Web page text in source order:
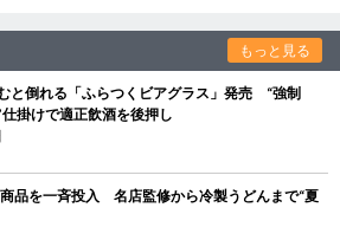
もっと見る
と倒れる「ふらつくビアグラス」発売 “強制
掛けで適正飲酒を後押し
品を一斉投入 名店監修から冷製うどんまで“夏